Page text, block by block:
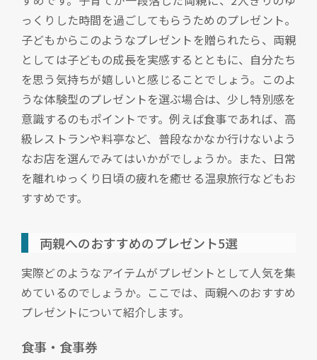
っくりした時間を過ごしてもらうためのプレゼント。
子どもからこのようなプレゼントを贈られたら、両親
としては子どもの成長を実感するとともに、自分たち
を思う気持ちが嬉しいと感じることでしょう。このよ
うな体験型のプレゼントを選ぶ場合は、少し特別感を
意識するのもポイントです。例えば食事であれば、高
級レストランや料亭など、普段なかなか行けないよう
なお店を選んでみてはいかがでしょうか。また、日常
を離れゆっくり日頃の疲れを癒せる温泉旅行などもお
すすめです。
両親へのおすすめのプレゼント5選
実際どのようなアイテムがプレゼントとして人気を集
めているのでしょうか。ここでは、両親へのおすすめ
プレゼントについて紹介します。
食事・食事券